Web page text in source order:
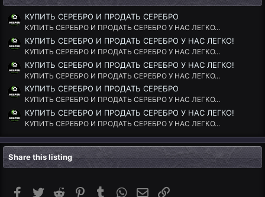
КУПИТЬ СЕРЕБРО И ПРОДАТЬ СЕРЕБРО
КУПИТЬ СЕРЕБРО И ПРОДАТЬ СЕРЕБРО У НАС ЛЕГКО...
КУПИТЬ СЕРЕБРО И ПРОДАТЬ СЕРЕБРО У НАС ЛЕГКО!
КУПИТЬ СЕРЕБРО И ПРОДАТЬ СЕРЕБРО У НАС ЛЕГКО...
КУПИТЬ СЕРЕБРО И ПРОДАТЬ СЕРЕБРО У НАС ЛЕГКО!
КУПИТЬ СЕРЕБРО И ПРОДАТЬ СЕРЕБРО У НАС ЛЕГКО...
КУПИТЬ СЕРЕБРО И ПРОДАТЬ СЕРЕБРО
КУПИТЬ СЕРЕБРО И ПРОДАТЬ СЕРЕБРО У НАС ЛЕГКО...
КУПИТЬ СЕРЕБРО И ПРОДАТЬ СЕРЕБРО У НАС ЛЕГКО!
КУПИТЬ СЕРЕБРО И ПРОДАТЬ СЕРЕБРО У НАС ЛЕГКО...
Share this listing
Facebook
TwitterReddit PinterestTumblr WhatsApp
Email Link